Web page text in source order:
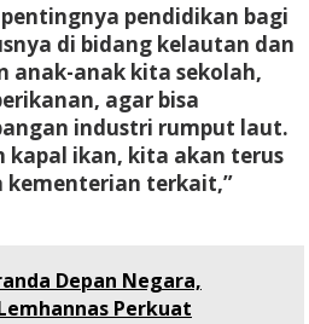
pendidikan bagi
di bidang kelautan dan
anak-anak kita sekolah,
agar bisa
industri rumput laut.
kapal ikan, kita akan terus
kementerian terkait,”
Depan Negara,
Perkuat